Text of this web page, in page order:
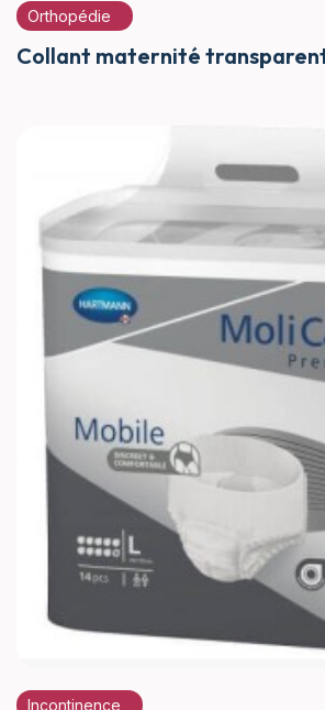
Orthopédie
Collant maternité
Incontinence